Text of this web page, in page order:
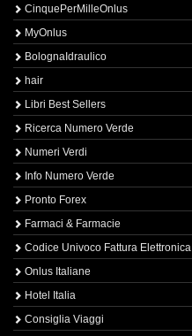
CinquePerMilleOnlus
MyOnlus
BolognaIdraulico
hair
Libri Best Sellers
Ricerca Numero Verde
Numeri Verdi
Info Numero Verde
Pronto Forex
Farmaci & Farmacie
Codice Univoco Fattura Elettronica
Onlus Italiane
Hotel Italia
Consiglia Viaggi